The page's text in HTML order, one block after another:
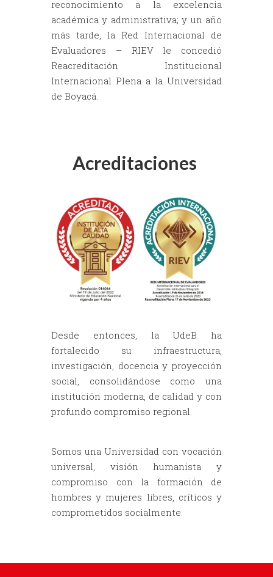
reconocimiento a la excelencia
académica y administrativa; y un año
más tarde, la Red Internacional de
Evaluadores – RIEV le concedió
Reacreditación Institucional
Internacional Plena a la Universidad
de Boyacá.
Acreditaciones
Desde entonces, la UdeB ha
fortalecido su infraestructura,
investigación, docencia y proyección
social, consolidándose como una
institución moderna, de calidad y con
profundo compromiso regional.
Somos una Universidad con vocación
universal, visión humanista y
compromiso con la formación de
hombres y mujeres libres, críticos y
comprometidos socialmente.